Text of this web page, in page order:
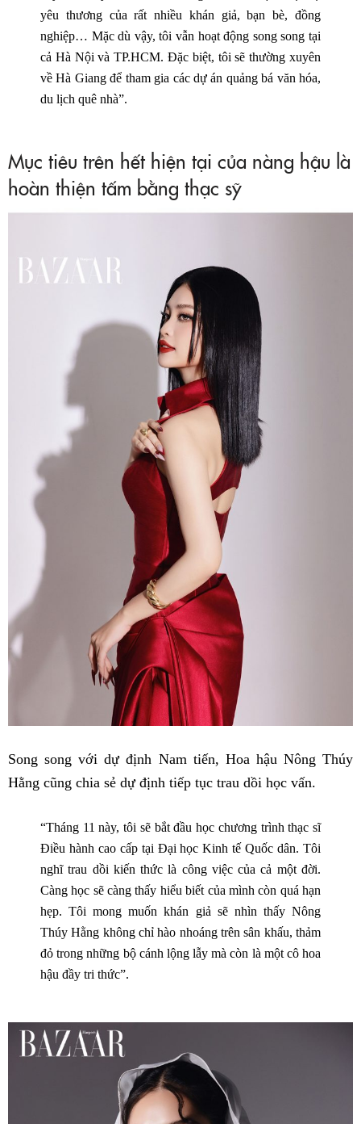
yêu thương của rất nhiều khán giả, bạn bè, đồng
nghiệp… Mặc dù vậy, tôi vẫn hoạt động song song tại
cả Hà Nội và TP.HCM. Đặc biệt, tôi sẽ thường xuyên
về Hà Giang để tham gia các dự án quảng bá văn hóa,
du lịch quê nhà”.
Mục tiêu trên hết hiện tại của nàng hậu là
hoàn thiện tấm bằng thạc sỹ
Song song với dự định Nam tiến, Hoa hậu Nông Thúy
Hằng cũng chia sẻ dự định tiếp tục trau dồi học vấn.
“Tháng 11 này, tôi sẽ bắt đầu học chương trình thạc sĩ
Điều hành cao cấp tại Đại học Kinh tế Quốc dân. Tôi
nghĩ trau dồi kiến thức là công việc của cả một đời.
Càng học sẽ càng thấy hiểu biết của mình còn quá hạn
hẹp. Tôi mong muốn khán giả sẽ nhìn thấy Nông
Thúy Hằng không chỉ hào nhoáng trên sân khấu, thảm
đỏ trong những bộ cánh lộng lẫy mà còn là một cô hoa
hậu đầy tri thức”.